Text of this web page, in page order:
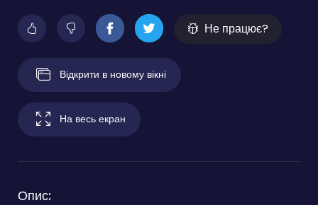
Не працює?
Відкрити в новому вікні
На весь екран
Опис: